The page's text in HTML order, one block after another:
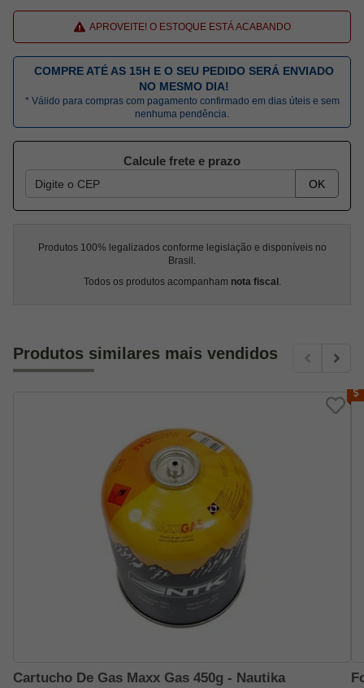
APROVEITE! O ESTOQUE ESTÁ ACABANDO
COMPRE ATÉ AS 15H E O SEU PEDIDO SERÁ ENVIADO
NO MESMO DIA!
* Válido para compras com pagamento confirmado em dias úteis e sem
nenhuma pendência.
Calcule frete e prazo
OK
Produtos 100% legalizados conforme legislação e disponíveis no
Brasil.
Todos os produtos acompanham nota fiscal .
Produtos similares mais vendidos
Cartucho De Gas Maxx Gas 450g - Nautika